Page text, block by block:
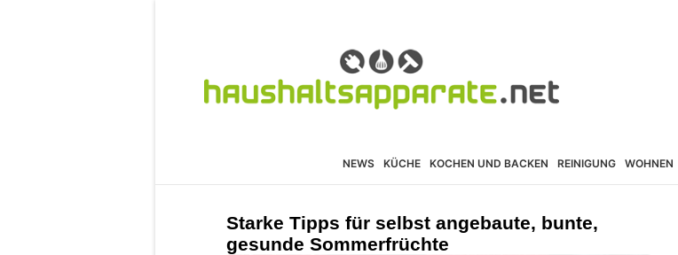
NEWS KÜCHE KOCHEN UND BACKEN REINIGUNG WOHNEN
Starke Tipps für selbst angebaute, bunte,
gesunde Sommerfrüchte